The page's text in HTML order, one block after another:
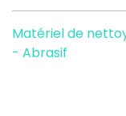
Matériel de
- Abrasif